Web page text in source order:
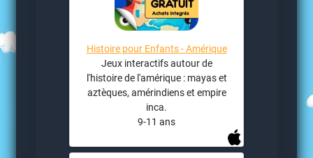
Histoire pour Enfants - Amérique
Jeux interactifs autour de
l'histoire de l'amérique : mayas et
aztèques, amérindiens et empire
inca.
9-11 ans